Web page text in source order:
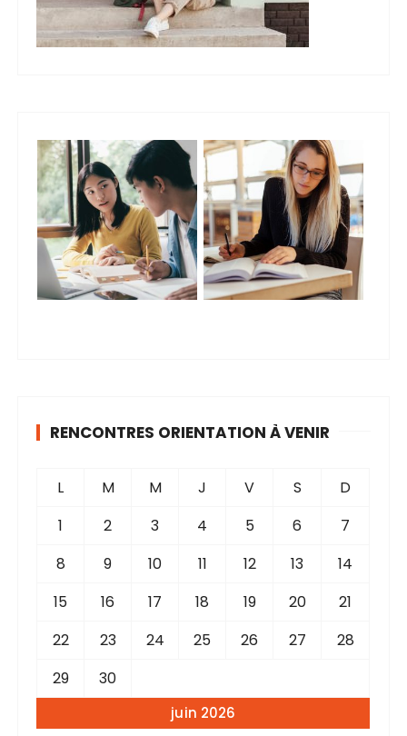
RENCONTRES ORIENTATION À VENIR
juin 2026
L M M J V S
D
1
2 3 4 5 6
7
8
9 10 11 12 13
14
15
16 17 18 19 20
21
22
23 24 25 26 27
28
29
30